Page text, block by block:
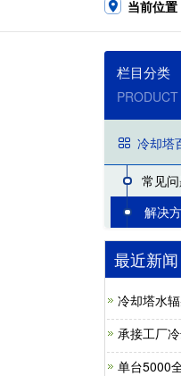
当前位置
栏目分类
PRODUCT
冷却塔
常见
解决
最近新闻
冷却塔水
承接工厂
单台5000